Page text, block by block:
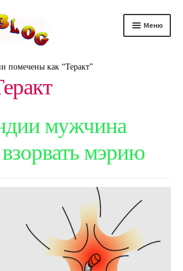
Меню
помечены как “Теракт”
мужчина
мэрию